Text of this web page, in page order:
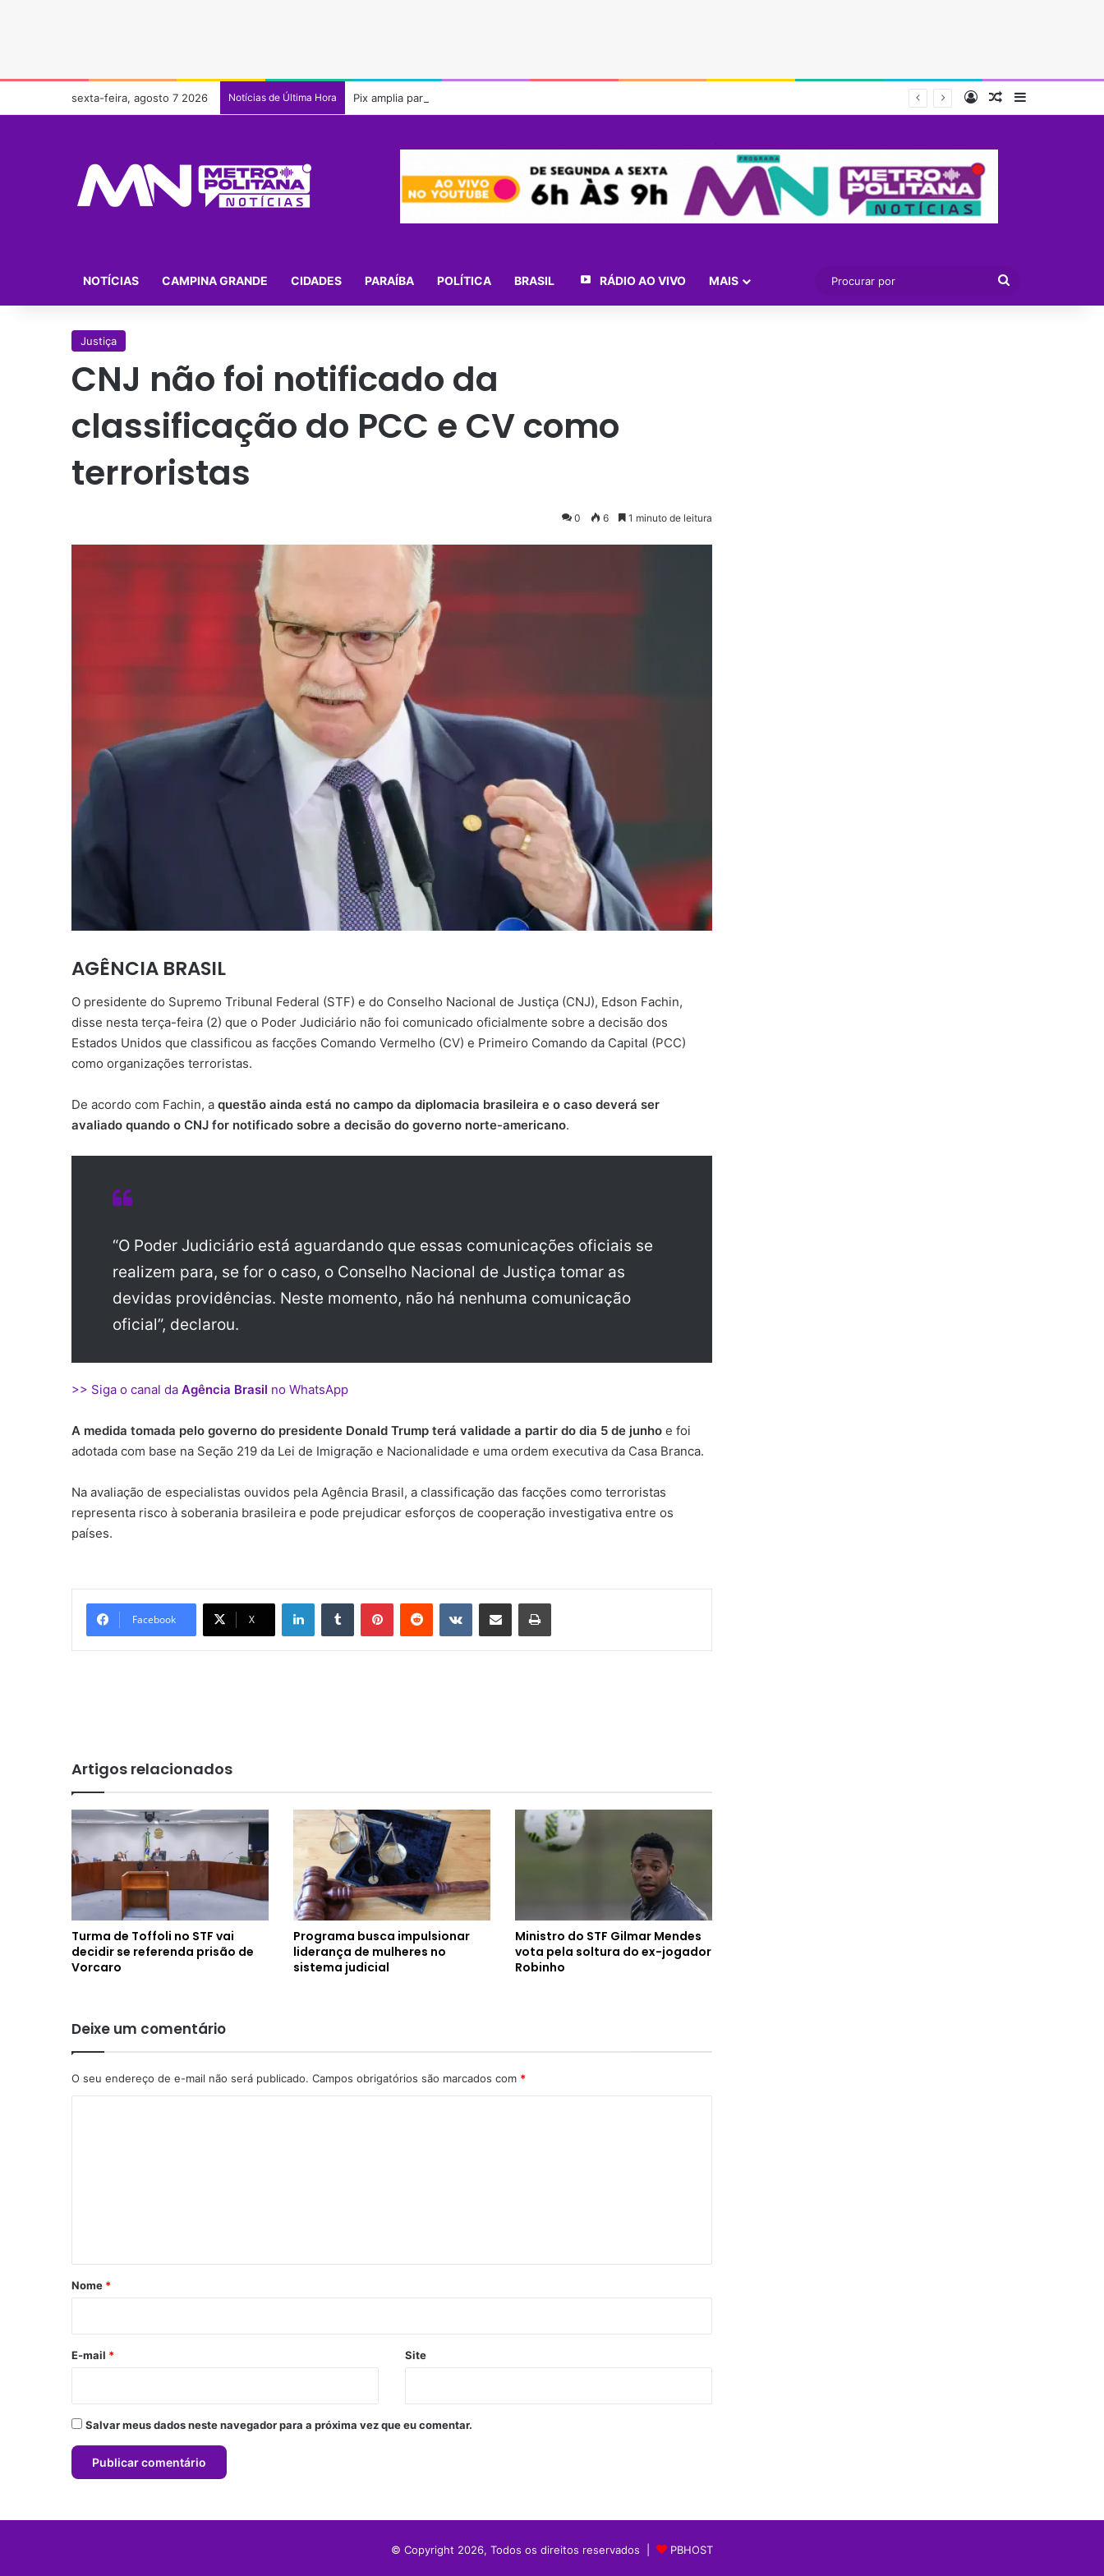
sexta-feira, agosto 7 2026 Notícias de Última Hora Pix amplia participação nos pagamentos em bares e restaurantes EntrarArtigo aleatório
.
NOTÍCIAS CAMPINA GRANDE CIDADES PARAÍBA POLÍTICA BRASIL RÁDIO AO VIVO MAIS
por
Justiça
CNJ não foi notificado da
classificação do PCC e CV como
terroristas
0 6 1 minuto de leitura
AGÊNCIA BRASIL
O presidente do Supremo Tribunal Federal (STF) e do Conselho Nacional de Justiça (CNJ), Edson Fachin,
disse nesta terça-feira (2) que o Poder Judiciário não foi comunicado oficialmente sobre a decisão dos
Estados Unidos que classificou as facções Comando Vermelho (CV) e Primeiro Comando da Capital (PCC)
como organizações terroristas.
De acordo com Fachin, a questão ainda está no campo da diplomacia brasileira e o caso deverá ser
avaliado quando o CNJ for notificado sobre a decisão do governo norte-americano.
“O Poder Judiciário está aguardando que essas comunicações oficiais se
realizem para, se for o caso, o Conselho Nacional de Justiça tomar as
devidas providências. Neste momento, não há nenhuma comunicação
oficial”, declarou.
>> Siga o canal da Agência Brasil no WhatsApp
A medida tomada pelo governo do presidente Donald Trump terá validade a partir do dia 5 de junho e foi
adotada com base na Seção 219 da Lei de Imigração e Nacionalidade e uma ordem executiva da Casa Branca.
Na avaliação de especialistas ouvidos pela Agência Brasil, a classificação das facções como terroristas
representa risco à soberania brasileira e pode prejudicar esforços de cooperação investigativa entre os
países.
Facebook X
Artigos relacionados
Turma de Toffoli no STF vai
decidir se referenda prisão de
Vorcaro
Programa busca impulsionar
liderança de mulheres no
sistema judicial
Ministro do STF Gilmar Mendes
vota pela soltura do ex-jogador
Robinho
Deixe um comentário
O seu endereço de e-mail não será publicado. Campos obrigatórios são marcados com *
r
*
Nome *
E-mail * Site
Salvar meus dados neste navegador para a próxima vez que eu comentar.
© Copyright 2026, Todos os direitos reservados | PBHOST